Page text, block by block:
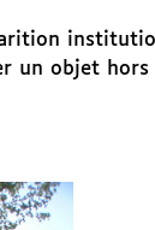
un objet